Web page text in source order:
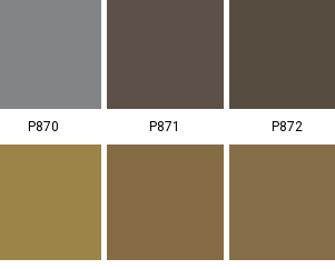
P870 P871 P872